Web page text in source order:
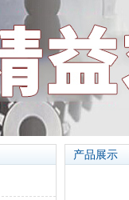
产品展示